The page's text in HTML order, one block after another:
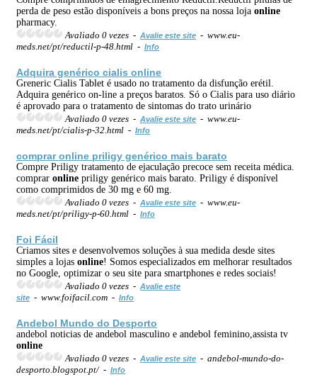
perda de peso estão disponíveis a bons preços na nossa loja online
pharmacy.
Avaliado 0 vezes - Avalie este site - www.eu-
meds.net/pt/reductil-p-48.html - Info
Adquira genérico cialis online
Greneric Cialis Tablet é usado no tratamento da disfunção erétil.
Adquira genérico on-line a preços baratos. Só o Cialis para uso diário
é aprovado para o tratamento de sintomas do trato urinário
Avaliado 0 vezes - Avalie este site - www.eu-
meds.net/pt/cialis-p-32.html - Info
compraronline priligy genérico mais barato
Compre Priligy tratamento de ejaculação precoce sem receita médica.
comprar online priligy genérico mais barato. Priligy é disponível
como comprimidos de 30 mg e 60 mg.
Avaliado 0 vezes - Avalie este site - www.eu-
meds.net/pt/priligy-p-60.html - Info
Foi Fácil
Criamos sites e desenvolvemos soluções à sua medida desde sites
simples a lojas online! Somos especializados em melhorar resultados
no Google, optimizar o seu site para smartphones e redes sociais!
Avaliado 0 vezes - Avalie este
site - www.foifacil.com - Info
Andebol Mundo do Desporto
andebol noticias de andebol masculino e andebol feminino,assista tv
online
Avaliado 0 vezes - Avalie este site - andebol-mundo-do-
desporto.blogspot.pt/ - Info